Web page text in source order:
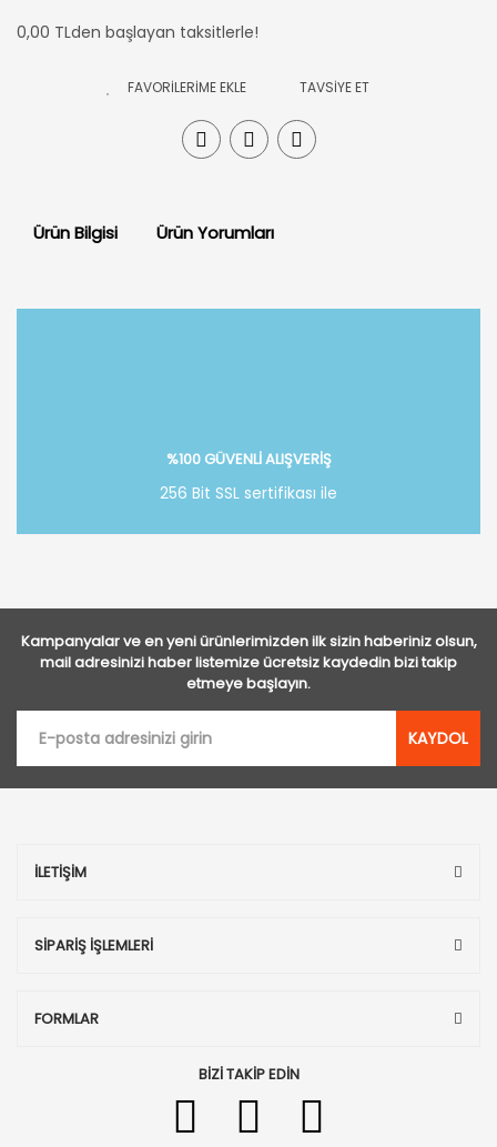
0,00 TLden başlayan taksitlerle!
TAVSİYE ET
Ürün Bilgisi Ürün Yorumları
%100 GÜVENLİ ALIŞVERİŞ
256 Bit SSL sertifikası ile
Kampanyalar ve en yeni ürünlerimizden ilk sizin haberiniz olsun,
mail adresinizi haber listemize ücretsiz kaydedin bizi takip
etmeye başlayın.
KAYDOL
İLETİŞİM
SİPARİŞ İŞLEMLERİ
FORMLAR
BİZİ TAKİP EDİN